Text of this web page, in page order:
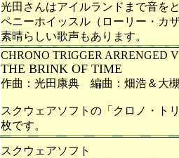
光田さんはアイルランドまで音を
ペニーホイッスル（ローリー・カ
素晴らしい歌声もあります。
CHRONO TRIGGER ARRENGED
THE BRINK OF TIME
作曲：光田康典 編曲：畑浩＆大
スクウェアソフトの「クロノ・ト
枚です。
スクウェアソフト